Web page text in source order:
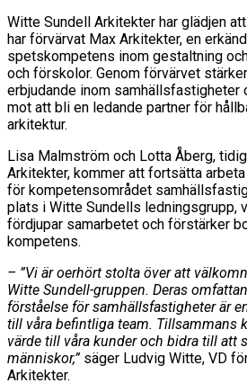
Witte Sundell Arkitekter har glädjen
har förvärvat Max Arkitekter, en
spetskompetens inom gestaltning
och förskolor. Genom förvärvet
erbjudande inom samhällsfastigheter
mot att bli en ledande partner för
arkitektur.
Lisa Malmström och Lotta Åberg,
Arkitekter, kommer att fortsätta
för kompetensområdet
plats i Witte Sundells ledningsgrupp,
fördjupar samarbetet och förstärker
kompetens.
– ”Vi är oerhört stolta över att
Witte Sundell-gruppen. Deras
förståelse för samhällsfastigheter är
till våra befintliga team. Tillsammans
värde till våra kunder och bidra till att
människor,”säger Ludvig Witte, VD
Arkitekter.